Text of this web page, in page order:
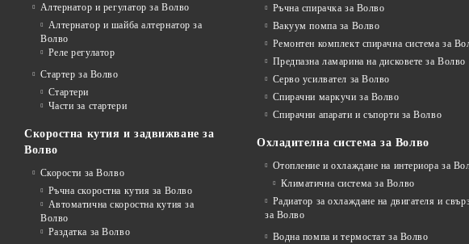
Алтернатор и регулатор за Волво
Алтернатор и шайба алтернатор за
Волво
Реле регулатор
Стартер за Волво
Стартери
Части за стартери
Скоростна кутия и задвижване за
Волво
Скорости за Волво
Ръчна скоростна кутия за Волво
Автоматична скоростна кутия за
Волво
Раздатка за Волво
Ръчна спирачка за Волво
Вакуум помпа за Волво
Ремонтен комплект спирачна система за
Предпазна ламарина на дисковете за Волво
Серво усилвател за Волво
Спирачни маркучи за Волво
Спирачни апарати и съпорти за Волво
Охладителна система за Волво
Отопление и охлаждане на интериора за
Климатична система за Волво
Радиатор за охлаждане на двигателя и
за Волво
Водна помпа и термостат за Волво